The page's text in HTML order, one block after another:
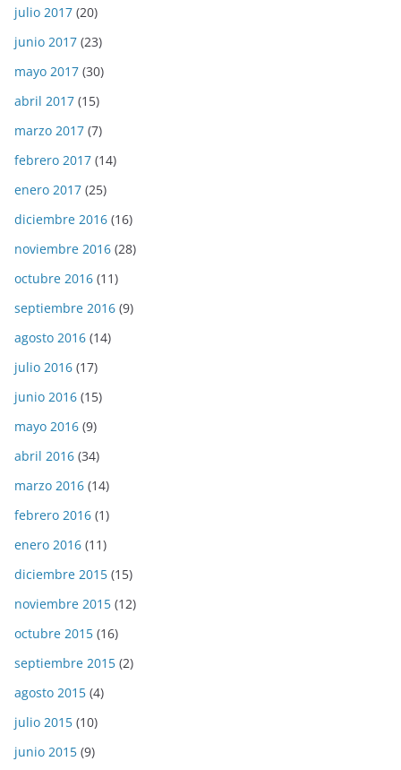
julio 2017 (20)
junio 2017 (23)
mayo 2017 (30)
abril 2017 (15)
marzo 2017 (7)
febrero 2017 (14)
enero 2017 (25)
diciembre 2016 (16)
noviembre 2016 (28)
octubre 2016 (11)
septiembre 2016 (9)
agosto 2016 (14)
julio 2016 (17)
junio 2016 (15)
mayo 2016 (9)
abril 2016 (34)
marzo 2016 (14)
febrero 2016 (1)
enero 2016 (11)
diciembre 2015 (15)
noviembre 2015 (12)
octubre 2015 (16)
septiembre 2015 (2)
agosto 2015 (4)
julio 2015 (10)
junio 2015 (9)